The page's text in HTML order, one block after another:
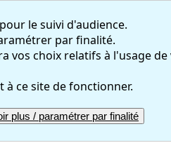
le suivi d'audience.
par finalité.
choix relatifs à l'usage
ce site de fonctionner.
plus / paramétrer par finalité